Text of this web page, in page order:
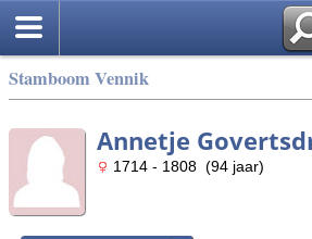
Stamboom Vennik
Annetje
1714 - 1808 (94 jaar)